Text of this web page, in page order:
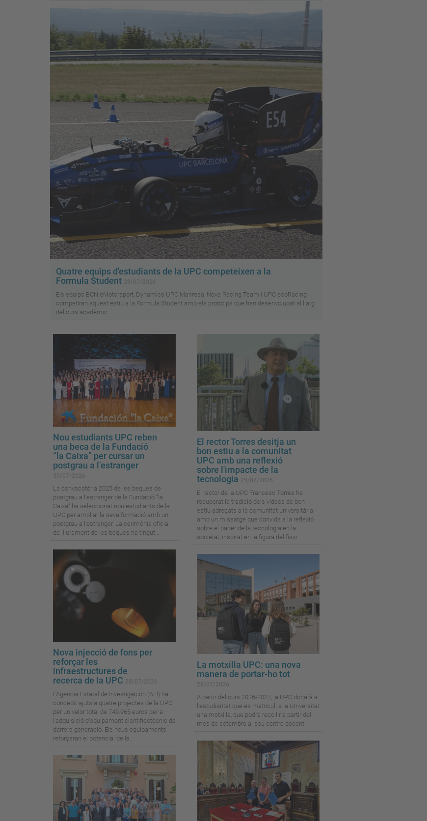
Quatre equips d'estudiants de la UPC competeixen a la
Formula Student
Els equips BCN eMotorsport, Dynamics UPC Manresa, Nova Racing Team i UPC ecoRacing
competiran aquest estiu a la Formula Student amb els prototips que han desenvolupat al llarg
del curs acadèmic.
Nou estudiants UPC reben
una beca de la Fundació
“la Caixa” per cursar un
postgrau a l’estranger
La convocatòria 2025 de les beques de
postgrau a l’estranger de la Fundació “la
Caixa” ha seleccionat nou estudiants de la
UPC per ampliar la seva formació amb un
postgrau a l’estranger. La cerimònia oficial
de lliurament de les beques ha tingut...
Nova injecció de fons per
reforçar les
infraestructures de
recerca de la UPC
L'Agencia Estatal de Investigación (AEI) ha
concedit ajuts a quatre projectes de la UPC
per un valor total de 749.965 euros per a
l'adquisició d'equipament cientificotècnic de
darrera generació. Els nous equipaments
reforçaran el potencial de la...
El rector Torres desitja un
bon estiu a la comunitat
UPC amb una reflexió
sobre l'impacte de la
tecnologia
El rector de la UPC Francesc Torres ha
recuperat la tradició dels vídeos de bon
estiu adreçats a la comunitat universitària
amb un missatge que convida a la reflexió
sobre el paper de la tecnologia en la
societat, inspirat en la figura del físic...
La motxilla UPC: una nova
manera de portar-ho tot
A partir del curs 2026-2027, la UPC donarà a
l’estudiantat que es matriculi a la Universitat
una motxilla, que podrà recollir a partir del
mes de setembre al seu centre docent.